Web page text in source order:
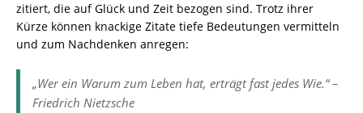
zitiert, die auf Glück und Zeit bezogen sind. Trotz ihrer
Kürze können knackige Zitate tiefe Bedeutungen vermitteln
und zum Nachdenken anregen:
„Wer ein Warum zum Leben hat, erträgt fast jedes Wie.“ –
Friedrich Nietzsche